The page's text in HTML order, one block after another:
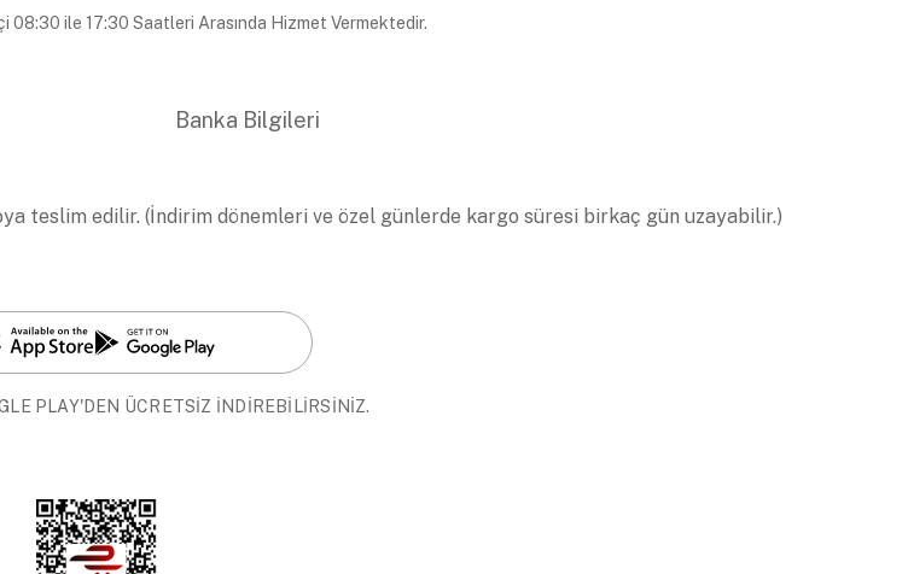
ile 17:30 Saatleri Arasında Hizmet Vermektedir.
Banka Bilgileri
teslim edilir. (İndirim dönemleri ve özel günlerde kargo süresi birkaç gün uzayabilir.)
PLAY'DEN ÜCRETSİZ İNDİREBİLİRSİNİZ.